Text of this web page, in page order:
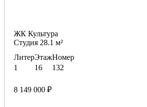
ЖК Культура
Студия 28.1 м²
Литер
1
Этаж
16
Номер
132
8 149 000 ₽